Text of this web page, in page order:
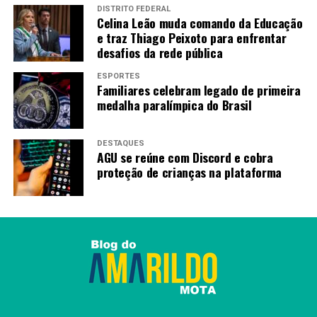
internacionais previstos no Plano de Contingência da
Influenza Aviária.
“As equipes de campo estão
fazendo levantamento
completo na área afetada,
coleta de amostras e
orientação aos criadores”,
explica.
população local está sendo orientada por meio de ações
de educação sanitária e que a colaboração dos criadores
DISTRITO FEDERAL
Celina Leão muda comando da Educação
e traz Thiago Peixoto para enfrentar
desafios da rede pública
ESPORTES
Familiares celebram legado de primeira
medalha paralímpica do Brasil
DESTAQUES
AGU se reúne com Discord e cobra
proteção de crianças na plataforma